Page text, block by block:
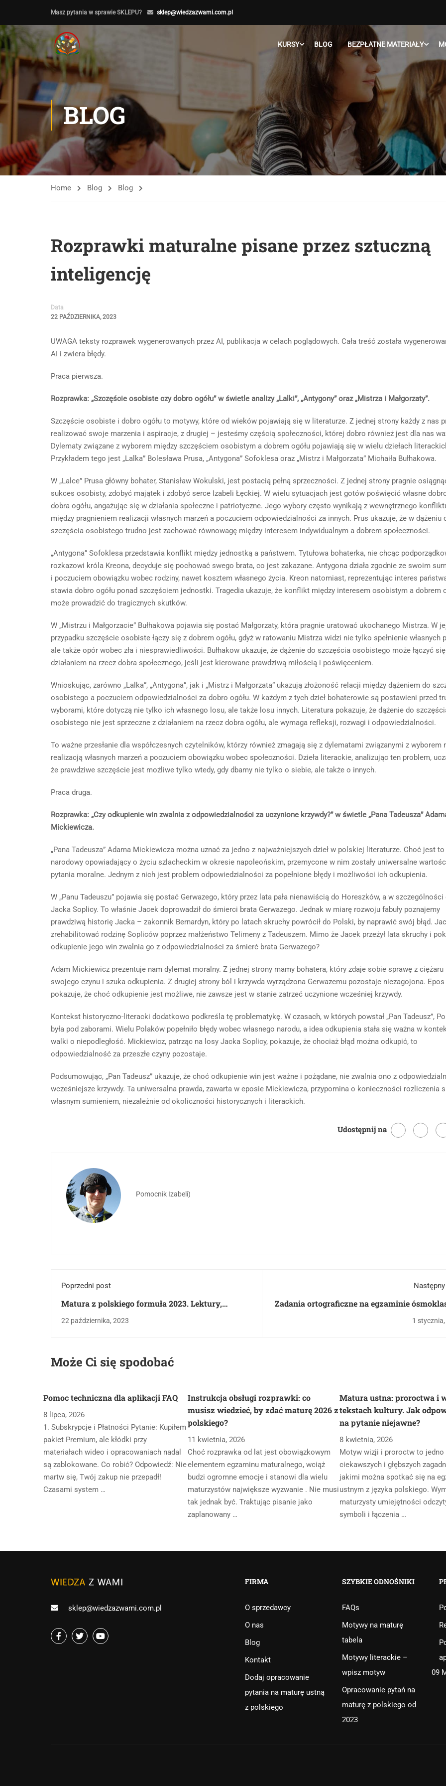
Masz pytania w sprawie SKLEPU? sklep@wiedzazwami.com.pl
KURSY BLOG BEZPŁATNE MATERIAŁY
BLOG
Home Blog Blog
Rozprawki maturalne pisane przez sztuczną
inteligencję
Data
22 PAŹDZIERNIKA, 2023
UWAGA teksty rozprawek wygenerowanych przez AI, publikacja w celach poglądowych. Cała treść została
AI i zwiera błędy.
Praca pierwsza.
Rozprawka: „Szczęście osobiste czy dobro ogółu” w świetle analizy „Lalki”, „Antygony” oraz „Mistrza i Małgorzaty”.
Szczęście osobiste i dobro ogółu to motywy, które od wieków pojawiają się w literaturze. Z jednej strony każdy z nas
realizować swoje marzenia i aspiracje, z drugiej – jesteśmy częścią społeczności, której dobro również jest dla nas
Dylematy związane z wyborem między szczęściem osobistym a dobrem ogółu pojawiają się w wielu dziełach
Przykładem tego jest „Lalka” Bolesława Prusa, „Antygona” Sofoklesa oraz „Mistrz i Małgorzata” Michaiła Bułhakowa.
W „Lalce” Prusa główny bohater, Stanisław Wokulski, jest postacią pełną sprzeczności. Z jednej strony pragnie
sukces osobisty, zdobyć majątek i zdobyć serce Izabeli Łęckiej. W wielu sytuacjach jest gotów poświęcić własne
dobra ogółu, angażując się w działania społeczne i patriotyczne. Jego wybory często wynikają z wewnętrznego
między pragnieniem realizacji własnych marzeń a poczuciem odpowiedzialności za innych. Prus ukazuje, że w dążeniu
szczęścia osobistego trudno jest zachować równowagę między interesem indywidualnym a dobrem społeczności.
„Antygona” Sofoklesa przedstawia konflikt między jednostką a państwem. Tytułowa bohaterka, nie chcąc
rozkazowi króla Kreona, decyduje się pochować swego brata, co jest zakazane. Antygona działa zgodnie ze swoim
i poczuciem obowiązku wobec rodziny, nawet kosztem własnego życia. Kreon natomiast, reprezentując interes
stawia dobro ogółu ponad szczęściem jednostki. Tragedia ukazuje, że konflikt między interesem osobistym a dobrem
może prowadzić do tragicznych skutków.
W „Mistrzu i Małgorzacie” Bułhakowa pojawia się postać Małgorzaty, która pragnie uratować ukochanego Mistrza. W
przypadku szczęście osobiste łączy się z dobrem ogółu, gdyż w ratowaniu Mistrza widzi nie tylko spełnienie własnych
ale także opór wobec zła i niesprawiedliwości. Bułhakow ukazuje, że dążenie do szczęścia osobistego może łączyć
działaniem na rzecz dobra społecznego, jeśli jest kierowane prawdziwą miłością i poświęceniem.
Wnioskując, zarówno „Lalka”, „Antygona”, jak i „Mistrz i Małgorzata” ukazują złożoność relacji między dążeniem do
osobistego a poczuciem odpowiedzialności za dobro ogółu. W każdym z tych dzieł bohaterowie są postawieni przed
wyborami, które dotyczą nie tylko ich własnego losu, ale także losu innych. Literatura pokazuje, że dążenie do
osobistego nie jest sprzeczne z działaniem na rzecz dobra ogółu, ale wymaga refleksji, rozwagi i odpowiedzialności.
To ważne przesłanie dla współczesnych czytelników, którzy również zmagają się z dylematami związanymi z wyborem
realizacją własnych marzeń a poczuciem obowiązku wobec społeczności. Dzieła literackie, analizując ten problem,
że prawdziwe szczęście jest możliwe tylko wtedy, gdy dbamy nie tylko o siebie, ale także o innych.
Praca druga.
Rozprawka: „Czy odkupienie win zwalnia z odpowiedzialności za uczynione krzywdy?” w świetle „Pana Tadeusza”
Mickiewicza.
„Pana Tadeusza” Adama Mickiewicza można uznać za jedno z najważniejszych dzieł w polskiej literaturze. Choć jest
narodowy opowiadający o życiu szlacheckim w okresie napoleońskim, przemycone w nim zostały uniwersalne
pytania moralne. Jednym z nich jest problem odpowiedzialności za popełnione błędy i możliwości ich odkupienia.
W „Panu Tadeuszu” pojawia się postać Gerwazego, który przez lata pała nienawiścią do Horeszków, a w szczególności
Jacka Soplicy. To właśnie Jacek doprowadził do śmierci brata Gerwazego. Jednak w miarę rozwoju fabuły poznajemy
prawdziwą historię Jacka – zakonnik Bernardyn, który po latach skruchy powrócił do Polski, by naprawić swój błąd.
zrehabilitować rodzinę Sopliców poprzez małżeństwo Telimeny z Tadeuszem. Mimo że Jacek przeżył lata skruchy i
odkupienie jego win zwalnia go z odpowiedzialności za śmierć brata Gerwazego?
Adam Mickiewicz prezentuje nam dylemat moralny. Z jednej strony mamy bohatera, który zdaje sobie sprawę z ciężaru
swojego czynu i szuka odkupienia. Z drugiej strony ból i krzywda wyrządzona Gerwazemu pozostaje niezagojona. Epos
pokazuje, że choć odkupienie jest możliwe, nie zawsze jest w stanie zatrzeć uczynione wcześniej krzywdy.
Kontekst historyczno-literacki dodatkowo podkreśla tę problematykę. W czasach, w których powstał „Pan Tadeusz”,
była pod zaborami. Wielu Polaków popełniło błędy wobec własnego narodu, a idea odkupienia stała się ważna w
walki o niepodległość. Mickiewicz, patrząc na losy Jacka Soplicy, pokazuje, że chociaż błąd można odkupić, to
odpowiedzialność za przeszłe czyny pozostaje.
Podsumowując, „Pan Tadeusz” ukazuje, że choć odkupienie win jest ważne i pożądane, nie zwalnia ono z
wcześniejsze krzywdy. Ta uniwersalna prawda, zawarta w eposie Mickiewicza, przypomina o konieczności rozliczenia
własnym sumieniem, niezależnie od okoliczności historycznych i literackich.
Udostępnij na
Pomocnik Izabeli)
Poprzedni post
Matura z polskiego formuła 2023. Lektury,
rozprawka, test.
22 października, 2023
Zadania ortograficzne na egzaminie
z
1
Może Ci się spodobać
Pomoc techniczna dla aplikacji FAQ
8 lipca, 2026
1. Subskrypcje i Płatności Pytanie: Kupiłem
pakiet Premium, ale kłódki przy
materiałach wideo i opracowaniach nadal
są zablokowane. Co robić? Odpowiedź: Nie
martw się, Twój zakup nie przepadł!
Czasami system …
Instrukcja obsługi rozprawki: co
musisz wiedzieć, by zdać maturę 2026 z
polskiego?
11 kwietnia, 2026
Choć rozprawka od lat jest obowiązkowym
elementem egzaminu maturalnego, wciąż
budzi ogromne emocje i stanowi dla wielu
maturzystów największe wyzwanie . Nie musi
tak jednak być. Traktując pisanie jako
zaplanowany …
Matura ustna: proroctwa i
tekstach kultury. Jak
na pytanie niejawne?
8 kwietnia, 2026
Motyw wizji i proroctw to jedno
ciekawszych i głębszych
jakimi można spotkać się na
ustnym z języka polskiego.
maturzysty umiejętności
symboli i łączenia …
sklep@wiedzazwami.com.pl
FIRMA
O sprzedawcy
O nas
Blog
Kontakt
Dodaj opracowanie
pytania na maturę ustną
z polskiego
SZYBKIE ODNOŚNIKI
FAQs
Motywy na maturę
tabela
Motywy literackie –
wpisz motyw
Opracowanie pytań na
maturę z polskiego od
2023
09